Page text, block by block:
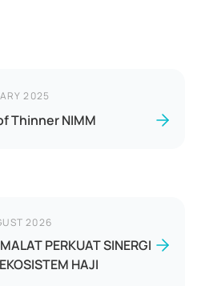
2025
Thinner NIMM
2026
PERKUAT SINERGI
HAJI